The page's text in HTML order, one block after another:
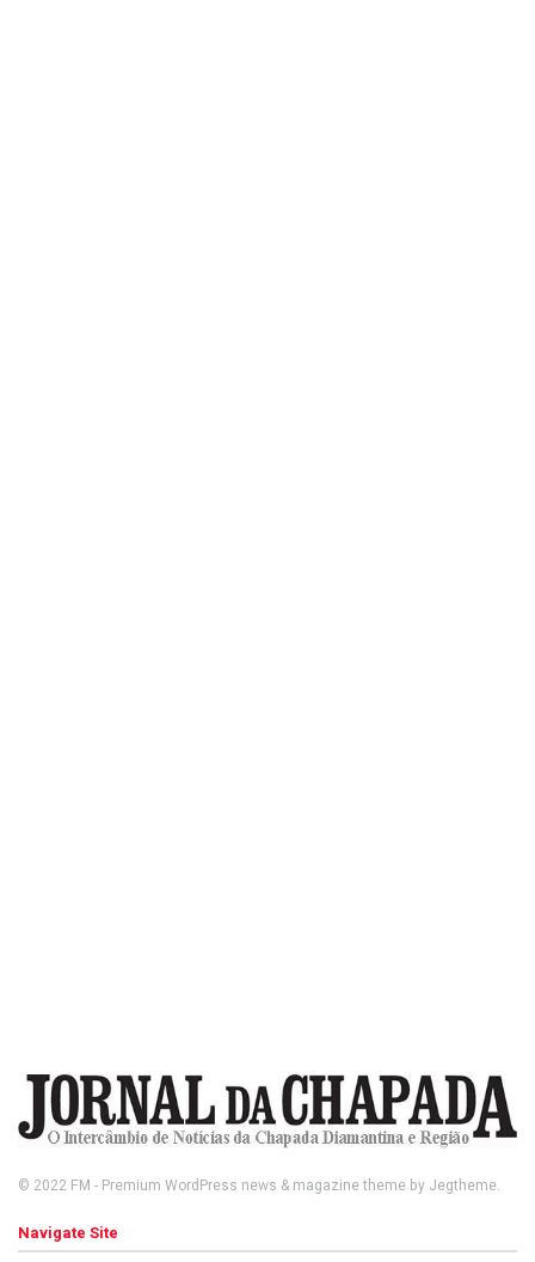
© 2022 FM - Premium WordPress news & magazine theme by Jegtheme.
Navigate Site